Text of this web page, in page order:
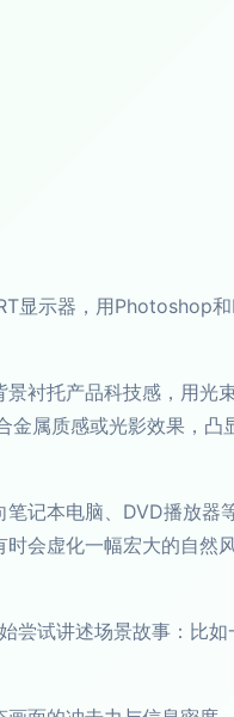
显示器，用Photoshop
衬托产品科技感，用光
属质感或光影效果，凸
记本电脑、DVD播放器
会虚化一幅宏大的自然
尝试讲述场景故事：比